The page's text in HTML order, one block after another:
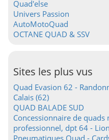
Quad'else
Univers Passion
AutoMotoQuad
OCTANE QUAD & SSV
Sites les plus vus
Quad Evasion 62 -
Calais (62)
QUAD BALADE SUD
Concessionnaire de
professionnel, dpt 64 -
Pneumatiques Quad -